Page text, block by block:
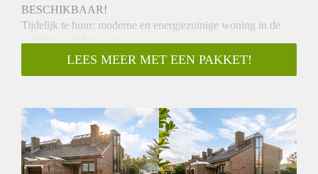
BESCHIKBAAR!
Tijdelijk te huur: moderne en energiezuinige woning in de
geliefde wijk Elsweide.
In de rustige en groene wijk Elsweide bieden wij voor een
periode van drie(!) maanden deze volledig gemoderniseerde
De woning is met oog voor detail gerenoveerd en voorzien
van alle moderne gemakken én energiebesparende
maatregelen. Comfort en stijl gaan hier hand in hand,
waardoor u zich direct thuis zult voelen.
LEES MEER MET EEN PAKKET!